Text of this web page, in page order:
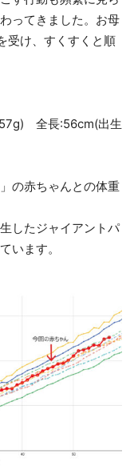
ってきました。お母
受け、すくすくと順
全長:56cm(出生
の赤ちゃんとの体重
したジャイアントパ
います。